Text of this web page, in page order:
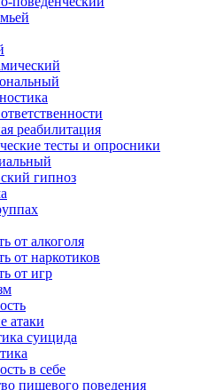
реабилитация
тесты и опросники
гипноз
от алкоголя
от наркотиков
от игр
атаки
суицида
в себе
пищевого поведения